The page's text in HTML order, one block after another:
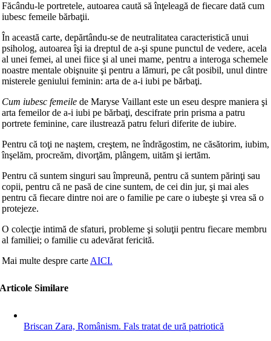
Făcându-le portretele, autoarea caută să înţeleagă de fiecare dată cum
iubesc femeile bărbaţii.
În această carte, depărtându-se de neutralitatea caracteristică unui
psiholog, autoarea îşi ia dreptul de a-şi spune punctul de vedere, acela
al unei femei, al unei fiice şi al unei mame, pentru a interoga schemele
noastre mentale obişnuite şi pentru a lămuri, pe cât posibil, unul dintre
misterele geniului feminin: arta de a-i iubi pe bărbaţi.
Cum iubesc femeile de Maryse Vaillant este un eseu despre maniera şi
arta femeilor de a-i iubi pe bărbaţi, descifrate prin prisma a patru
portrete feminine, care ilustrează patru feluri diferite de iubire.
Pentru că toţi ne naştem, creştem, ne îndrăgostim, ne căsătorim, iubim,
înşelăm, procreăm, divorţăm, plângem, uităm şi iertăm.
Pentru că suntem singuri sau împreună, pentru că suntem părinţi sau
copii, pentru că ne pasă de cine suntem, de cei din jur, şi mai ales
pentru că fiecare dintre noi are o familie pe care o iubeşte şi vrea să o
protejeze.
O colecţie intimă de sfaturi, probleme şi soluţii pentru fiecare membru
al familiei; o familie cu adevărat fericită.
Mai multe despre carte AICI.
Articole Similare
Briscan Zara, Românism. Fals tratat de ură patriotică